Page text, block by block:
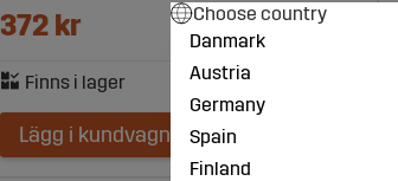
372 kr
Lägg i kundvagnen
Choose country
Danmark
Austria
Germany
Spain
Finland